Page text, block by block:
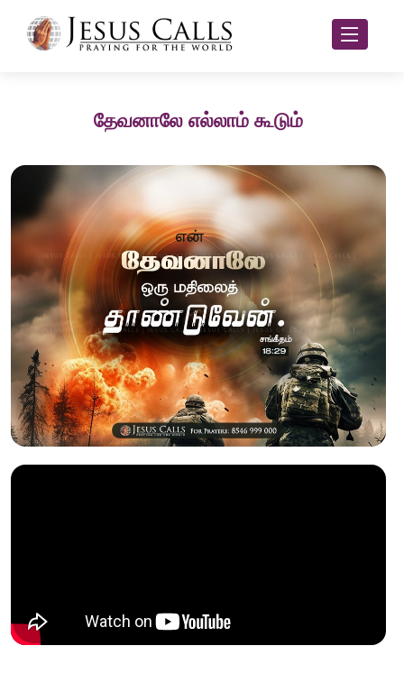
தேவனாலே எல்லாம் கூடும்